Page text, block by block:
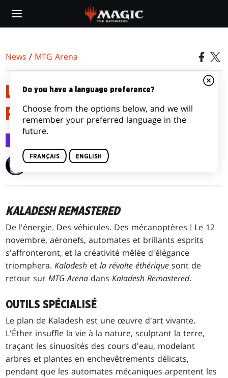
main
News / MTG Arena
LANCEMENT DE KALADESH
REMASTERED
Wizards of the Coast
KALADESH REMASTERED
De l'énergie. Des véhicules. Des mécanoptères ! Le 12
novembre, aéronefs, automates et brillants esprits
s'affronteront, et la créativité mêlée d'élégance
triomphera.Kaladesh etla révolte éthérique sont de
retour surMTG Arena dansKaladesh Remastered.
OUTILS SPÉCIALISÉ
Le plan de Kaladesh est une œuvre d'art vivante.
L'Éther insuffle la vie à la nature, sculptant la terre,
traçant les sinuosités des cours d'eau, modelant
arbres et plantes en enchevêtrements délicats,
pendant que les automates mécaniques arpentent les
Do you have a language preference?
Choose from the options below, and we will
remember your preferred language in the
future.
FRANÇAIS ENGLISH